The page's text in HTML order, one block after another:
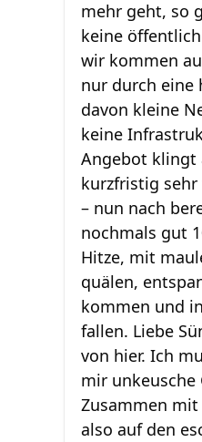
mehr geht, so
keine
wir kommen
nur durch eine
davon kleine
keine
Angebot klingt
kurzfristig
– nun nach
nochmals gut
Hitze, mit
quälen,
kommen und
fallen. Liebe
von hier. Ich
mir unkeusche
Zusammen
also auf den